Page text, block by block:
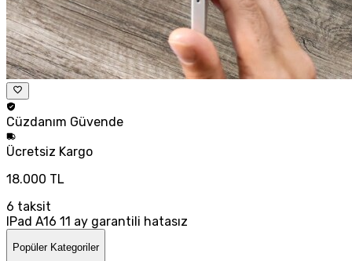
Cüzdanım Güvende
Ücretsiz Kargo
18.000 TL
6 taksit
IPad A16 11 ay garantili hatasız
Popüler Kategoriler